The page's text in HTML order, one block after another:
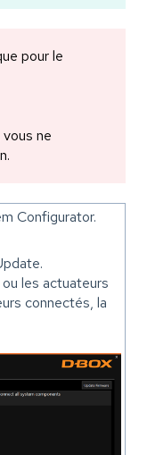
pour le
ne
Configurator.
les actuateurs
connectés, la